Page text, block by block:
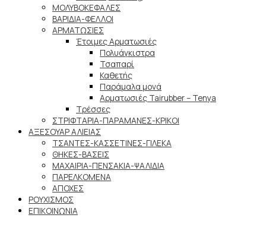
ΜΟΛΥΒΟΚΕΦΑΛΕΣ
ΒΑΡΙΔΙΑ-ΦΕΛΛΟΙ
ΑΡΜΑΤΩΣΙΕΣ
Έτοιμες Αρματωσιές
Πολυάγκιστρα
Τσαπαρί
Καθετής
Παράμαλα μονά
Αρματωσιές Tairubber – Tenya
Τρέσσες
ΣΤΡΙΦΤΑΡΙΑ-ΠΑΡΑΜΑΝΕΣ-ΚΡΙΚΟΙ
ΑΞΕΣΟΥΑΡ ΑΛΙΕΙΑΣ
ΤΣΑΝΤΕΣ-ΚΑΣΣΕΤΙΝΕΣ-ΓΙΛΕΚΑ
ΘΗΚΕΣ-ΒΑΣΕΙΣ
ΜΑΧΑΙΡΙΑ-ΠΕΝΣΑΚΙΑ-ΨΑΛΙΔΙΑ
ΠΑΡΕΛΚΟΜΕΝΑ
ΑΠΟΧΕΣ
ΡΟΥΧΙΣΜΟΣ
ΕΠΙΚΟΙΝΩΝΙΑ